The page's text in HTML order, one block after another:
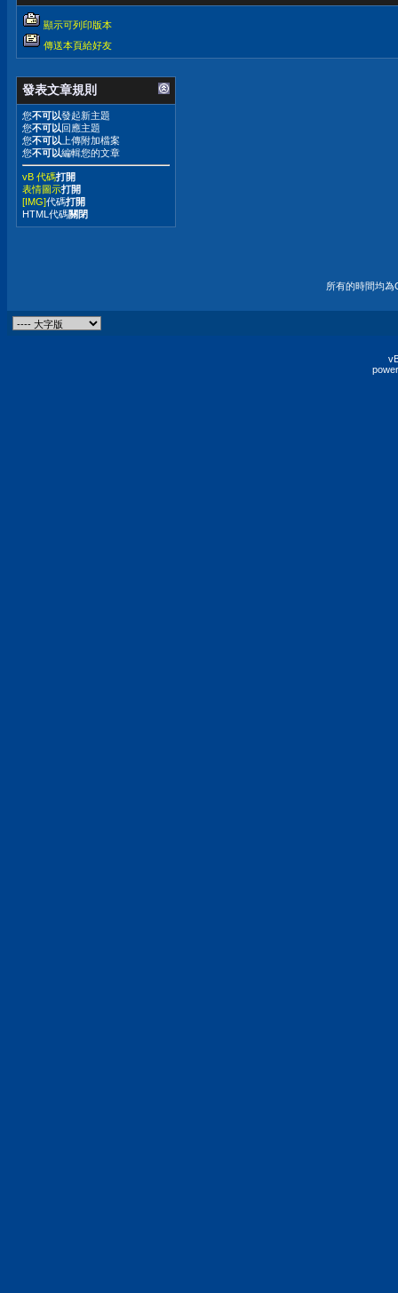
顯示可列印版本
傳送本頁給好友
發表文章規則
您不可以發起新主題
您不可以回應主題
您不可以 上傳附加檔案
您不可以編輯您的文章
vB 代碼打開
表情圖示打開
[IMG]代碼打開
HTML代碼關閉
所有的時間均為